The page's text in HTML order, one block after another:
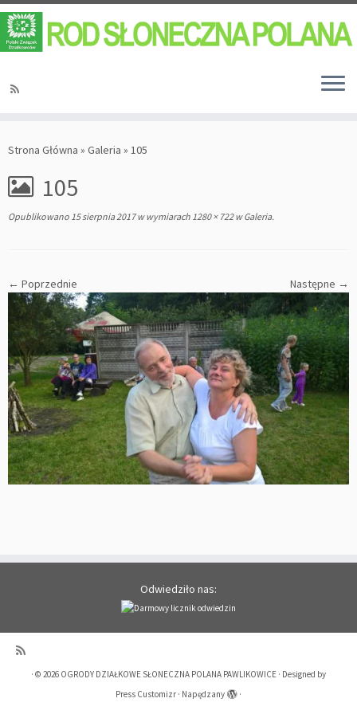
Strona Główna » Galeria » 105
105
Opublikowano 15 sierpnia 2017w wymiarach 1280 × 722wGaleria.
← Poprzednie Następne →
Odwiedziło nas:
· © 2026 OGRODY DZIAŁKOWE SŁONECZNA POLANA PAWLIKOWICE · Designed by
Press Customizr · Napędzany ·